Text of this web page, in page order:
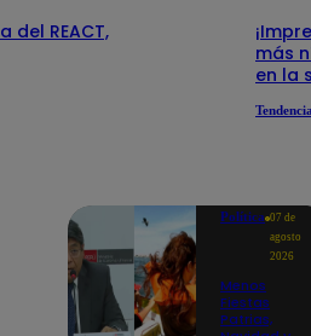
del REACT,
más
en la
Política 07 de
agosto
2026
Menos
Fiestas
Patrias,